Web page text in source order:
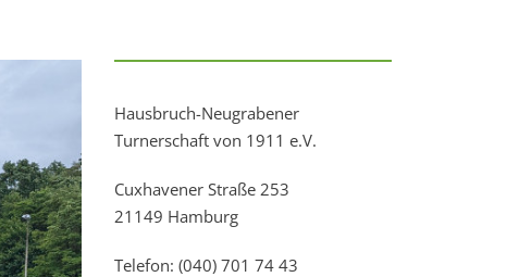
Hausbruch-Neugrabener
Turnerschaft von 1911 e.V.
Cuxhavener Straße 253
21149 Hamburg
Telefon: (040) 701 74 43